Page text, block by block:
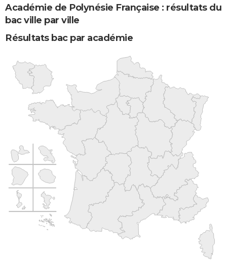
Académie de Polynésie Française : résultats du
bac ville par ville
Résultats bac par académie